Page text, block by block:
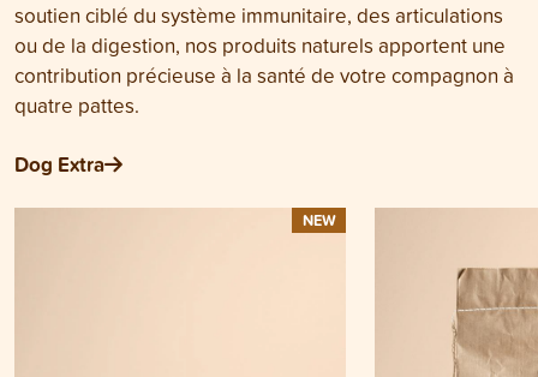
soutien ciblé du système immunitaire, des articulations
ou de la digestion, nos produits naturels apportent une
contribution précieuse à la santé de votre compagnon à
quatre pattes.
Dog Extra
NEW